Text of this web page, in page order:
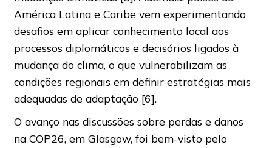
América Latina e Caribe vem experimentando
desafios em aplicar conhecimento local aos
processos diplomáticos e decisórios ligados à
mudança do clima, o que vulnerabilizam as
condições regionais em definir estratégias mais
adequadas de adaptação [6].
O avanço nas discussões sobre perdas e danos
na COP26, em Glasgow, foi bem-visto pelo